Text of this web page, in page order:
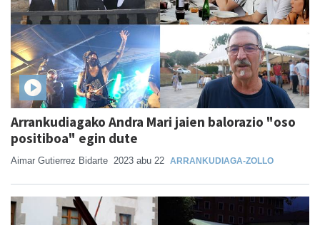
Arrankudiagako Andra Mari jaien balorazio "oso
positiboa" egin dute
Aimar Gutierrez Bidarte 2023 abu 22 ARRANKUDIAGA-ZOLLO